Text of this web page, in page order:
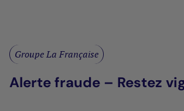
Groupe La Française
Alerte fraude – Restez